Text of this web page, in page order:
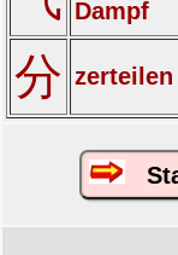
Dampf
分 zerteilen